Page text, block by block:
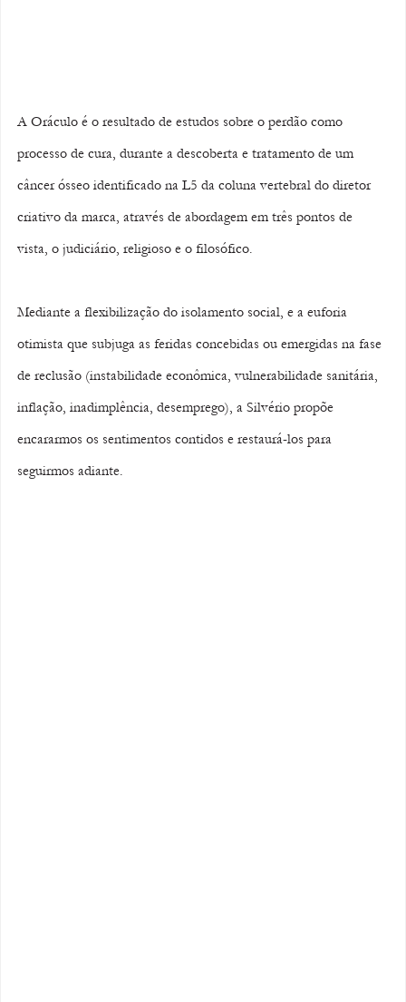
A Oráculo é o resultado de estudos sobre o perdão como
processo de cura, durante a descoberta e tratamento de um
câncer ósseo identificado na L5 da coluna vertebral do diretor
criativo da marca, através de abordagem em três pontos de
vista, o judiciário, religioso e o filosófico.
Mediante a flexibilização do isolamento social, e a euforia
otimista que subjuga as feridas concebidas ou emergidas na fase
de reclusão (instabilidade econômica, vulnerabilidade sanitária,
inflação, inadimplência, desemprego), a Silvério propõe
encararmos os sentimentos contidos e restaurá-los para
seguirmos adiante.